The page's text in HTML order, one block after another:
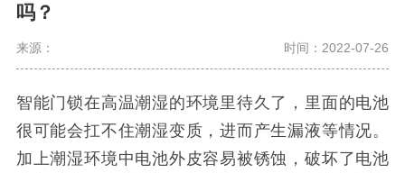
吗？
来源： 时间：2022-07-26
智能门锁在高温潮湿的环境里待久了，里面的电池
很可能会扛不住潮湿变质，进而产生漏液等情况。
加上潮湿环境中电池外皮容易被锈蚀，破坏了电池